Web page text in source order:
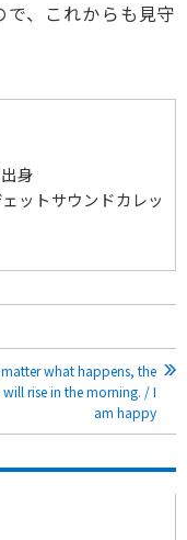
、これからも見守
身
ットサウンドカレッ
what happens, the
will rise in the morning. / I
am happy